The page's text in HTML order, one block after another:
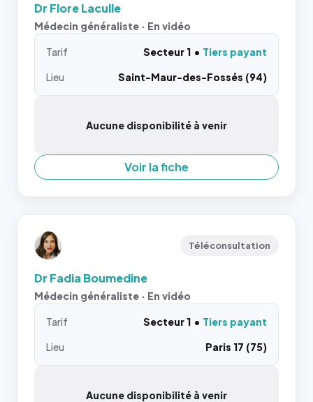
Dr Flore Laculle
Médecin généraliste · En vidéo
Tarif Secteur 1
Tiers payant
Lieu
Saint-Maur-des-Fossés (94)
Aucune disponibilité à venir
Voir la fiche
Téléconsultation
Dr Fadia Boumedine
Médecin généraliste · En vidéo
Tarif Secteur 1
Tiers payant
Lieu
Paris 17 (75)
Aucune disponibilité à venir